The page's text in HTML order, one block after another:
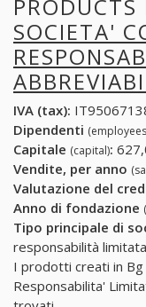
SOCIETA'
IVA (tax):
Dipendenti
Capitale (capital):
Vendite, per anno
Valutazione del
Anno di fondazione
Tipo principale di
responsabilità
I prodotti creati in Bg
Responsabilita'